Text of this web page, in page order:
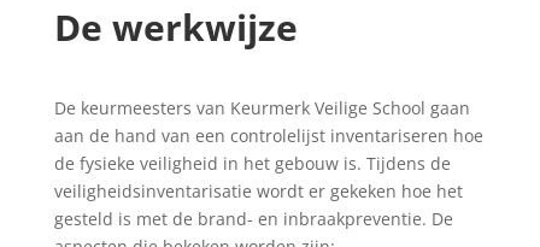
De werkwijze
De keurmeesters van Keurmerk Veilige School gaan
aan de hand van een controlelijst inventariseren hoe
de fysieke veiligheid in het gebouw is. Tijdens de
veiligheidsinventarisatie wordt er gekeken hoe het
gesteld is met de brand- en inbraakpreventie. De